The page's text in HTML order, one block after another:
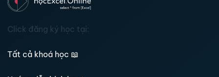
Click đăng ký học tại:
Tất cả khoá học 📖